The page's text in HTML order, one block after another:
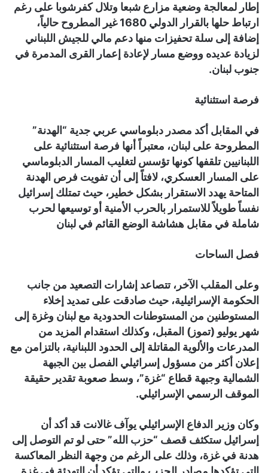
إطار لمعالجة وضعية مزارع شبعا وتلال كفرشوبا على رغم
ارتباط حلها بالقرار الدولي 1680 غير المطروح حالياً،
إضافة إلى سلة تحفيزات منها دعم مالي للجيش اللبناني
لزيادة عديده ووضع مسار لإعادة إعمار القرى المدمرة في
جنوب لبنان.
فرصة استثنائية
في المقابل أكد مصدر دبلوماسي عربي جدية “الهدنة”
المطروحة على لبنان، معتبراً أنها فرصة استثنائية على
اللبنانيين تلقفها كونها تؤسس لتغليب المسار الدبلوماسي
على المسار العسكري، لافتاً إلى أن تفويت فرص الهدنة
المتاحة يهدد الاستقرار بشكل خطير، حيث تمتلك إسرائيل
نفساً طويلاً للاستمرار بالحرب الأمنية أو توسيعها لحرب
شاملة في مقابل هشاشة الوضع القائم في لبنان
فصل الساحات
وعلى المقلب الآخر، تتصاعد إشارات التصعيد من جانب
الحكومة الإسرائيلية، حيث صادقت على تمديد إخلاء
المستوطنين من المستوطنات الحدودية مع لبنان وغزة إلى
شهر يوليو (تموز) المقبل، وكذلك استقدام المزيد من
المدرعات والألوية المقاتلة إلى الحدود اللبنانية، بالتزامن مع
إعلان أكثر من مسؤول إسرائيلي الفصل بين الجبهة
الشمالية وجبهة قطاع “غزة”، وسط صعوبة تقدير حقيقة
الموقف الرسمي الإسرائيلي.
وكان وزير الدفاع الإسرائيلي يوآف غالانت قد أكد أن
إسرائيل ستكثف قصف “حزب الله” حتى لو تم التوصل إلى
هدنة في غزة، وذلك على الرغم من وجهة النظر المعاكسة